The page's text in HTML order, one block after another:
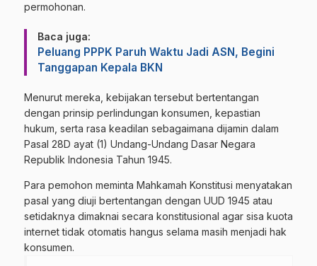
permohonan.
Baca juga:
Peluang PPPK Paruh Waktu Jadi ASN, Begini
Tanggapan Kepala BKN
Menurut mereka, kebijakan tersebut bertentangan
dengan prinsip perlindungan konsumen, kepastian
hukum, serta rasa keadilan sebagaimana dijamin dalam
Pasal 28D ayat (1) Undang-Undang Dasar Negara
Republik Indonesia Tahun 1945.
Para pemohon meminta Mahkamah Konstitusi menyatakan
pasal yang diuji bertentangan dengan UUD 1945 atau
setidaknya dimaknai secara konstitusional agar sisa kuota
internet tidak otomatis hangus selama masih menjadi hak
konsumen.